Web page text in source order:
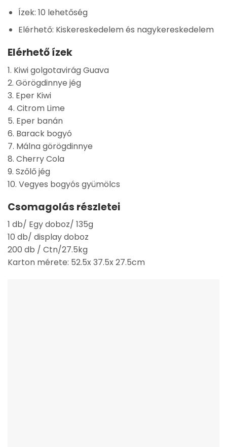
Ízek: 10 lehetőség
Elérhető: Kiskereskedelem és nagykereskedelem
Elérhető ízek
1. Kiwi golgotavirág Guava
2. Görögdinnye jég
3. Eper Kiwi
4. Citrom Lime
5. Eper banán
6. Barack bogyó
7. Málna görögdinnye
8. Cherry Cola
9. Szőlő jég
10. Vegyes bogyós gyümölcs
Csomagolás részletei
1 db/ Egy doboz/ 135g
10 db/ display doboz
200 db / Ctn/27.5kg
Karton mérete: 52.5x 37.5x 27.5cm